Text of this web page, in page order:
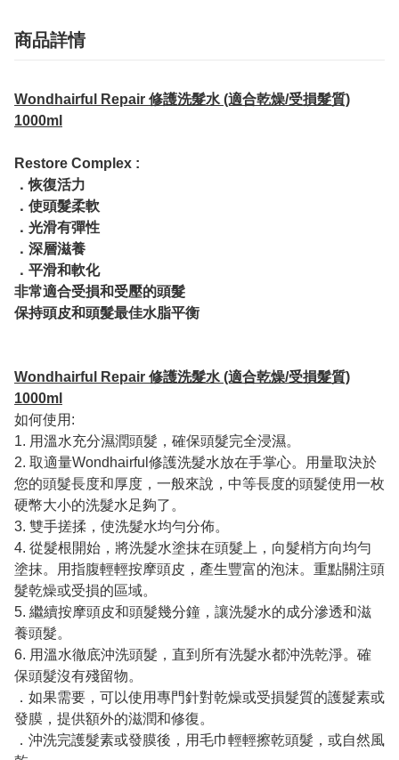
商品詳情
Wondhairful Repair 修護洗髮水 (適合乾燥/受損髮質)
1000ml
Restore Complex :
．恢復活力
．使頭髮柔軟
．光滑有彈性
．深層滋養
．平滑和軟化
非常適合受損和受壓的頭髮
保持頭皮和頭髮最佳水脂平衡
Wondhairful Repair 修護洗髮水 (適合乾燥/受損髮質)
1000ml
如何使用:
1. 用溫水充分濕潤頭髮，確保頭髮完全浸濕。
2. 取適量Wondhairful修護洗髮水放在手掌心。用量取決於
您的頭髮長度和厚度，一般來說，中等長度的頭髮使用一枚
硬幣大小的洗髮水足夠了。
3. 雙手搓揉，使洗髮水均勻分佈。
4. 從髮根開始，將洗髮水塗抹在頭髮上，向髮梢方向均勻
塗抹。用指腹輕輕按摩頭皮，產生豐富的泡沫。重點關注頭
髮乾燥或受損的區域。
5. 繼續按摩頭皮和頭髮幾分鐘，讓洗髮水的成分滲透和滋
養頭髮。
6. 用溫水徹底沖洗頭髮，直到所有洗髮水都沖洗乾淨。確
保頭髮沒有殘留物。
．如果需要，可以使用專門針對乾燥或受損髮質的護髮素或
發膜，提供額外的滋潤和修復。
．沖洗完護髮素或發膜後，用毛巾輕輕擦乾頭髮，或自然風